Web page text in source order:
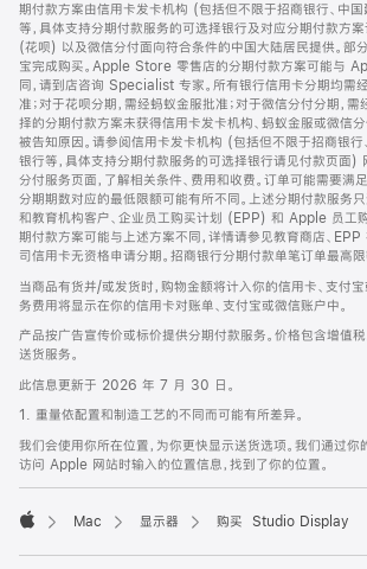
期付款方案由信用卡发卡机构 (包括但不限于招商银行、中国
等，具体支持分期付款服务的可选择银行及对应分期付款方
(花呗) 以及微信分付面向符合条件的中国大陆居民提供。部
宝完成购买。Apple Store 零售店的分期付款方案可能与
同，请到店咨询 Specialist 专家。所有银行信用卡分期均需
准；对于花呗分期，需经蚂蚁金服批准；对于微信分付分期，
择的分期付款方案未获得信用卡发卡机构、蚂蚁金服或微信
被告知原因。请参阅信用卡发卡机构 (包括但不限于招商银行
银行等，具体支持分期付款服务的可选择银行请见付款页面)
分付服务页面，了解相关条件、费用和收费。订单可能需要满
分期期数对应的最低限额可能有所不同。上述分期付款服务
和教育机构客户、企业员工购买计划 (EPP) 和 Apple 员工
期付款方案可能与上述方案不同，详情请参见教育商店、EPP
司信用卡无资格申请分期。招商银行分期付款单笔订单最高
当商品有货并/或发货时，购物金额将计入你的信用卡、支付
务费用将显示在你的信用卡对账单、支付宝或微信账户中。
产品按广告宣传价或标价提供分期付款服务。价格包含增值
送货服务。
此信息更新于 2026 年 7 月 30 日。
1. 重量依配置和制造工艺的不同而可能有所差异。
我们会使用你所在位置，为你更快显示送货选项。我们通过你
访问 Apple 网站时输入的位置信息，找到了你的位置。
Mac 显示器 购买 Studio Display